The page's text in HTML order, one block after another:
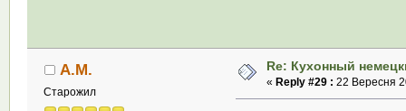
А.М.
Старожил
Re: Кухонный
« Reply #29 : 22 Вересня